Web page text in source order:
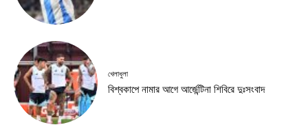
খেলাধুলা
বিশ্বকাপে নামার আগে আর্জেন্টিনা শিবিরে দুঃসংবাদ